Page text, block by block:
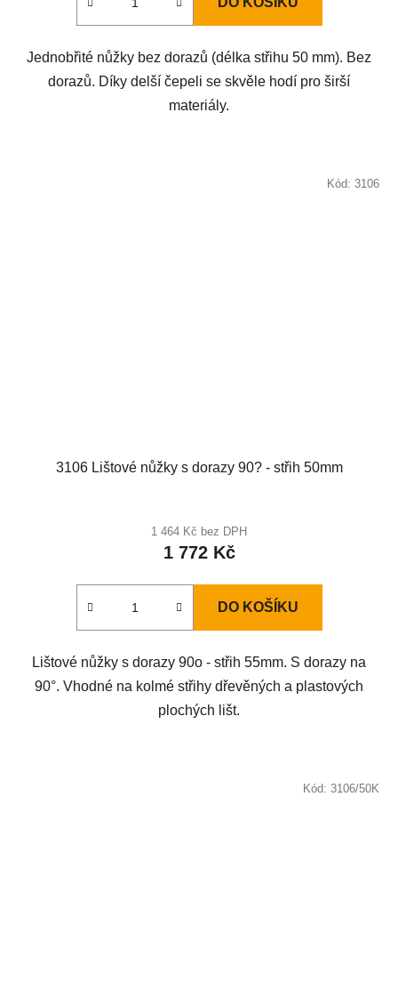
Jednobřité nůžky bez dorazů (délka střihu 50 mm). Bez
dorazů. Díky delší čepeli se skvěle hodí pro širší
materiály.
3106 Lištové nůžky s dorazy 90? - střih 50mm
1 464 Kč bez DPH
1 772 Kč
DO KOŠÍKU
Lištové nůžky s dorazy 90o - střih 55mm. S dorazy na
90°. Vhodné na kolmé střihy dřevěných a plastových
plochých lišt.
Kód: 3106
Kód: 3106/50K